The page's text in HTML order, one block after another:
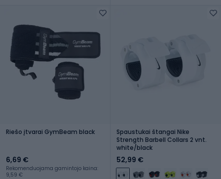
Riešo įtvarai GymBeam black
6,69 €
Rekomenduojama gamintojo kaina:
9,59 €
Spaustukai štangai Nike
Strength Barbell Collars 2 vnt.
white/black
52,99 €